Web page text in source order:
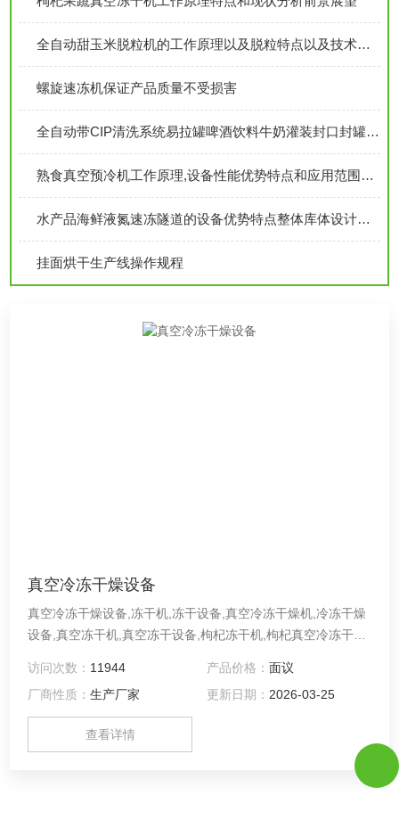
全自动甜玉米脱粒机的工作原理以及脱粒特点以及技术参数介绍
螺旋速冻机保证产品质量不受损害
全自动带CIP清洗系统易拉罐啤酒饮料牛奶灌装封口封罐组合机原理特点介绍
熟食真空预冷机工作原理,设备性能优势特点和应用范围详细分析
水产品海鲜液氮速冻隧道的设备优势特点整体库体设计合机械传动选择注意事项
挂面烘干生产线操作规程
真空冷冻干燥设备
真空冷冻干燥设备,冻干机,冻干设备,真空冷冻干燥机,冷冻干燥
设备,真空冻干机,真空冻干设备,枸杞冻干机,枸杞真空冷冻干燥
物料的升华干燥过程是在干燥室内完成的，物料是放在干燥室
内搁板上的不锈钢托盘内的，按每平方托盘面积8~12公斤的比
例装料，每一层搁板上都有一个可供测量物料温度的探头，用
以监测整个冻干过程中的物料温度。门采用橡胶密封条，应注
访问次数： 11944 产品价格： 面议
厂商性质：生产厂家 更新日期： 2026-03-25
查看详情